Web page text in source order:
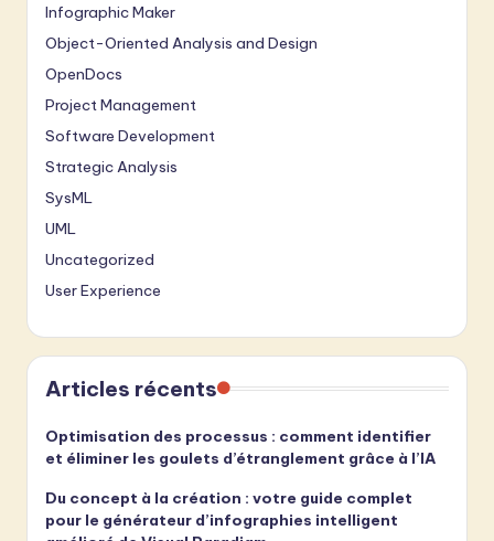
Infographic Maker
Object-Oriented Analysis and Design
OpenDocs
Project Management
Software Development
Strategic Analysis
SysML
UML
Uncategorized
User Experience
Articles récents
Optimisation des processus : comment identifier
et éliminer les goulets d’étranglement grâce à l’IA
Du concept à la création : votre guide complet
pour le générateur d’infographies intelligent